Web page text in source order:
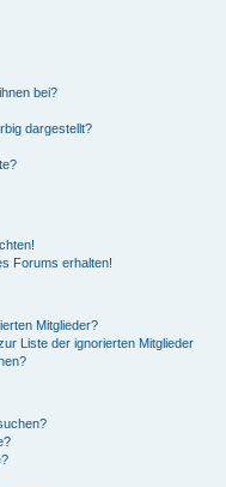
bei?
dargestellt?
Forums erhalten!
Mitglieder?
Liste der ignorierten Mitglieder